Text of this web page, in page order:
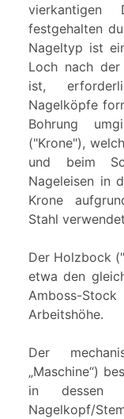
vierkantigen
festgehalten
Nageltyp ist
Loch nach
ist,
Nagelköpfe
Bohrung
("Krone"),
und beim
Nageleisen in
Krone
Stahl
Der Holzbock
etwa den
Amboss-
Arbeitshöhe.
Der
„Maschine“)
in dessen
Nagelkopf/